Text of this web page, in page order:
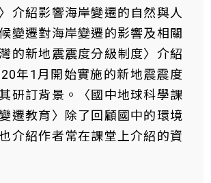
介紹影響海岸變遷的自然與人
變遷對海岸變遷的影響及相關
的新地震震度分級制度〉介紹
年1月開始實施的新地震震度
研訂背景。〈國中地球科學課
遷教育〉除了回顧國中的環境
介紹作者常在課堂上介紹的資